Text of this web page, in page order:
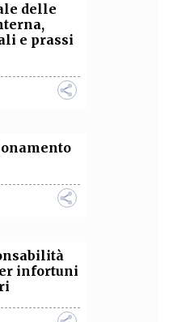
delle
e prassi
infortuni